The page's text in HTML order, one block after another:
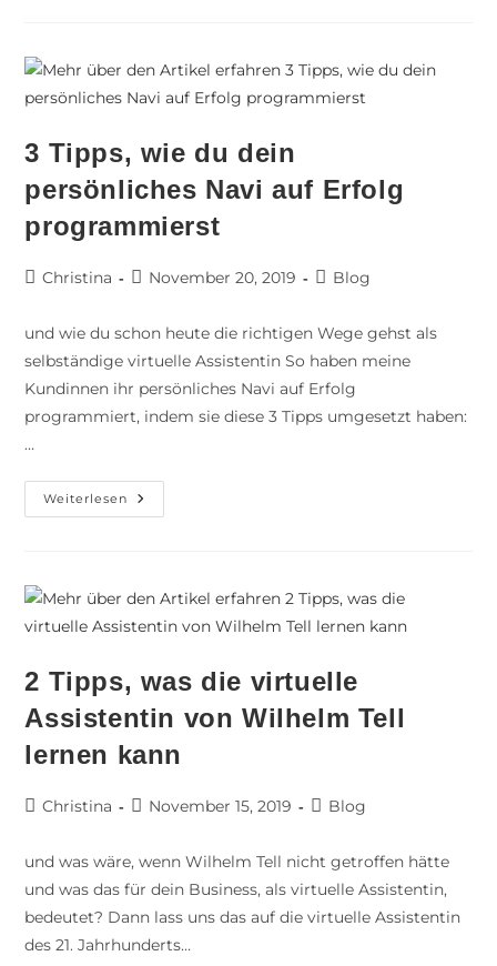
3 Tipps, wie du dein
persönliches Navi auf Erfolg
programmierst
Christina November 20, 2019 Blog
und wie du schon heute die richtigen Wege gehst als
selbständige virtuelle Assistentin So haben meine
Kundinnen ihr persönliches Navi auf Erfolg
programmiert, indem sie diese 3 Tipps umgesetzt haben:
…
Weiterlesen
2 Tipps, was die virtuelle
Assistentin von Wilhelm Tell
lernen kann
Christina November 15, 2019 Blog
und was wäre, wenn Wilhelm Tell nicht getroffen hätte
und was das für dein Business, als virtuelle Assistentin,
bedeutet? Dann lass uns das auf die virtuelle Assistentin
des 21. Jahrhunderts…